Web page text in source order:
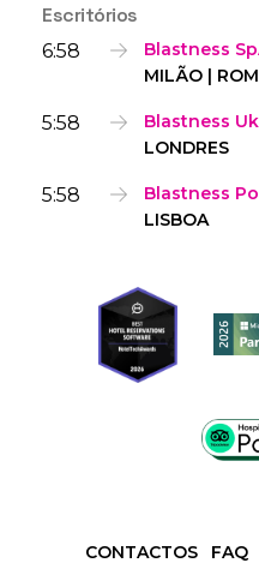
Escritórios
6:58
Blastness
MILÃO |
5:58
Blastness
LONDRES
5:58
Blastness
LISBOA
CONTACTOS FAQ